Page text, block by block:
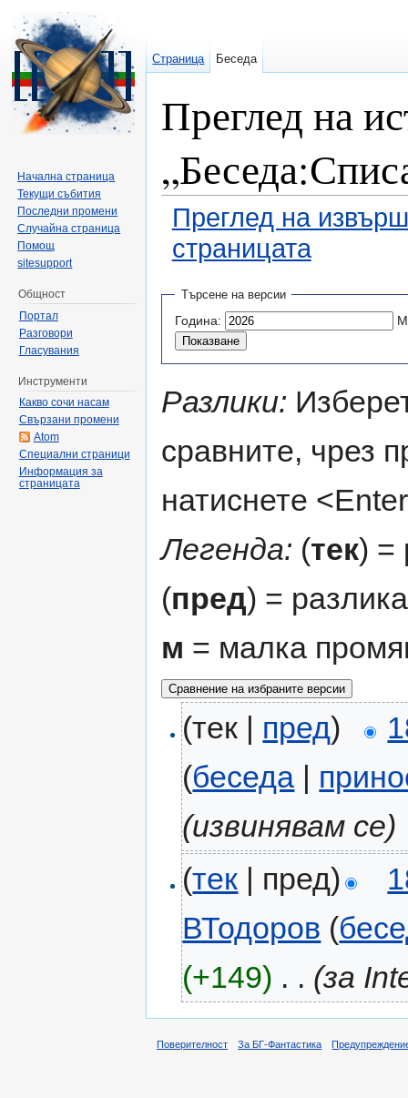
Преглед на
Преглед на
страницата
Търсене на версии
Година:
Разлики:
сравните, чрез
натиснете
Легенда: (тек) =
(пред) =
м = малка
(тек | пред)
(беседа |
(извинявам се)
(тек | пред)
ВТодоров (
(+149) . . (за
Страница Беседа
Начална страница
Текущи събития
Последни промени
Случайна страница
Помощ
sitesupport
Общност
Портал
Разговори
Гласувания
Инструменти
Какво сочи насам
Свързани промени
Atom
Специални страници
Информация за
страницата
Поверителност За БГ-Фантастика